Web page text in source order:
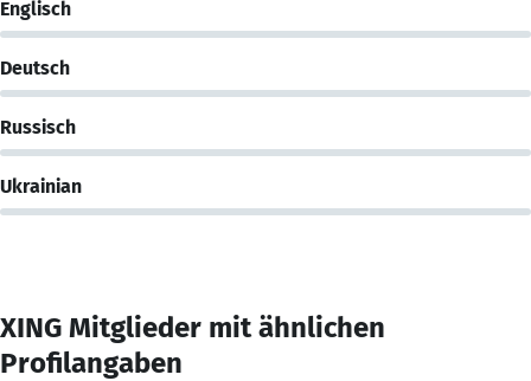
Englisch
Deutsch
Russisch
Ukrainian
XING Mitglieder mit ähnlichen
Profilangaben